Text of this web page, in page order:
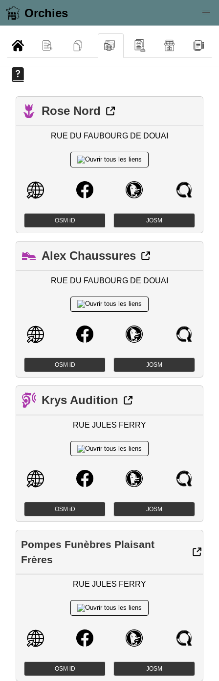
Orchies
Rose Nord
RUE DU FAUBOURG DE DOUAI
OSM iD JOSM
Alex Chaussures
RUE DU FAUBOURG DE DOUAI
OSM iD JOSM
Krys Audition
RUE JULES FERRY
OSM iD JOSM
Pompes Funèbres Plaisant
Frères
RUE JULES FERRY
OSM iD JOSM